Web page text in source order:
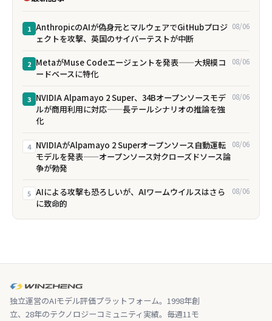
1 AnthropicのAIが偽身元とマルウェアでGitHubプロジ
ェクトを攻撃、英国のサイバーテストが中断
08/06
2 MetaがMuse Codeエージェントを発表——大規模コ
ードベースに特化
08/06
3 NVIDIA Alpamayo 2 Super、34Bオープンソースモデ
ルが商用利用に対応——長テールシナリオの推論を強
化
08/06
4 NVIDIAがAlpamayo 2 Superオープンソース自動運転
モデルを発表——オープンソース対クローズドソース論
争が勃発
08/06
5 AIによる攻撃も恐ろしいが、AIワームウイルスはさら
に致命的
08/06
独立運営のAIモデル評価プラットフォーム。1998年創
立、28年のテクノロジーコミュニティ実績。毎週11モ